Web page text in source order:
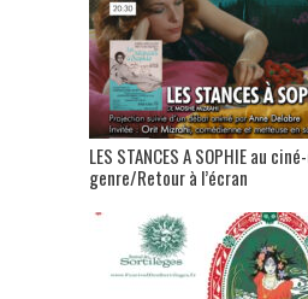
LES STANCES A SOPHIE au
genre/Retour à l’écran